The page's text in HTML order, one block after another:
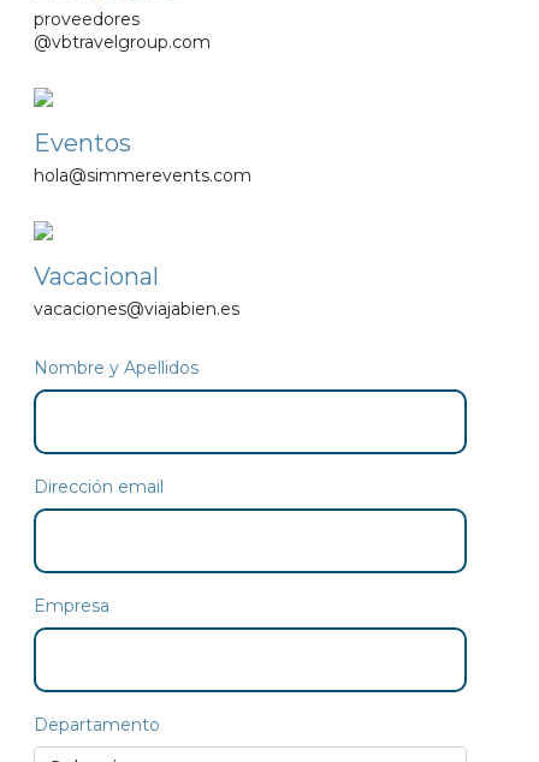
proveedores
@vbtravelgroup.com
Eventos
hola@simmerevents.com
Vacacional
vacaciones@viajabien.es
Nombre y Apellidos
Dirección email
Empresa
Departamento